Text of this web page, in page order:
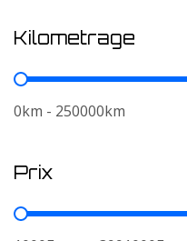
Kilometrage
Kilometrage
0km - 250000km
Prix
Prix